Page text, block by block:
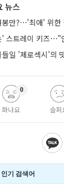
뉴스
봉만?⋯'최애' 위한
화나요
0
슬퍼